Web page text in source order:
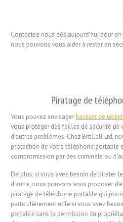
Contactez-nous dès aujourd'hui pour
nous pouvons vous aider à rester en
Piratage de
Vous pouvez envisagerhackers de
vous protéger des failles de sécurité
d'autres problèmes. Chez BittCell Ltd,
protection de votre téléphone portable
compromission par des criminels ou
De plus, si vous avez besoin de pirater
d'autre, nous pouvons vous proposer
piratage de téléphone portable qui
particulièrement utile si vous avez
portable sans la permission du